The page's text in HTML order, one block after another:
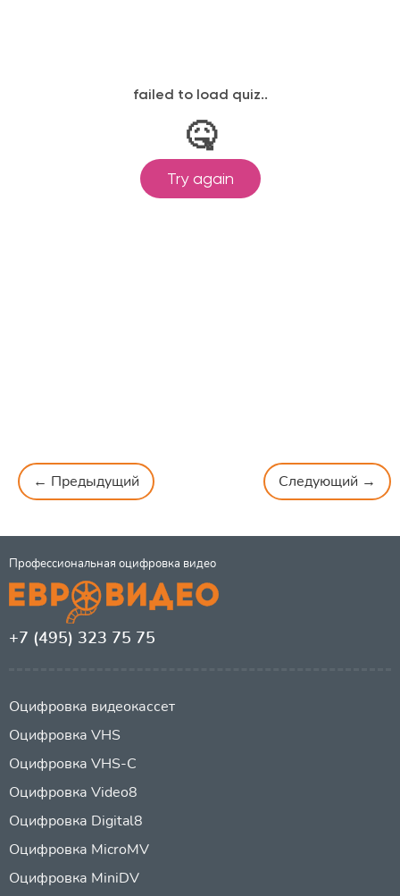
← Предыдущий Следующий →
Профессиональная оцифровка видео
+7 (495) 323 75 75
Оцифровка видеокассет
Оцифровка VHS
Оцифровка VHS-C
Оцифровка Video8
Оцифровка Digital8
Оцифровка MicroMV
Оцифровка MiniDV